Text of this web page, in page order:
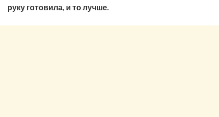
руку готовила, и то лучше.